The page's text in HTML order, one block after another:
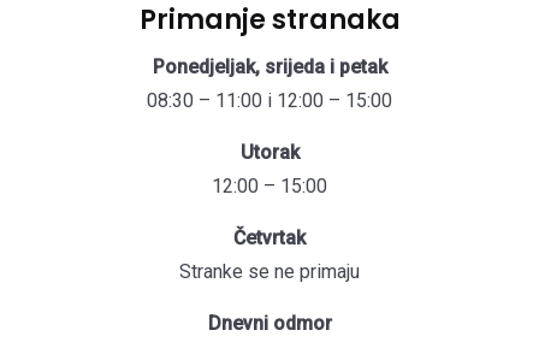
Primanje stranaka
Ponedjeljak, srijeda i petak
08:30 – 11:00 i 12:00 – 15:00
Utorak
12:00 – 15:00
Četvrtak
Stranke se ne primaju
Dnevni odmor